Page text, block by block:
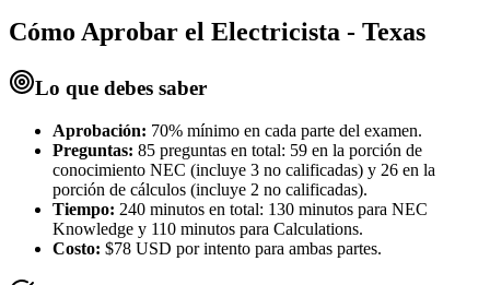
Cómo Aprobar el Electricista - Texas
Lo que debes saber
Aprobación: 70% mínimo en cada parte del examen.
Preguntas: 85 preguntas en total: 59 en la porción de
conocimiento NEC (incluye 3 no calificadas) y 26 en la
porción de cálculos (incluye 2 no calificadas).
Tiempo: 240 minutos en total: 130 minutos para NEC
Knowledge y 110 minutos para Calculations.
Costo: $78 USD por intento para ambas partes.